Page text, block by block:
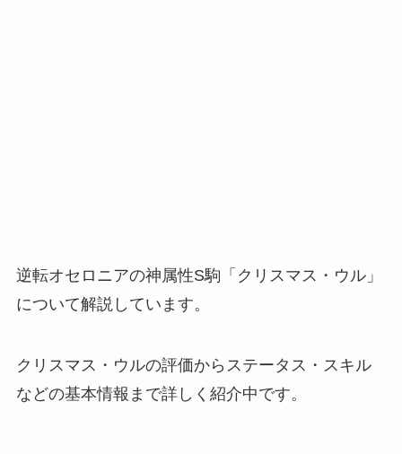
逆転オセロニアの神属性S駒「クリスマス・ウル」
について解説しています。
クリスマス・ウルの評価からステータス・スキル
などの基本情報まで詳しく紹介中です。